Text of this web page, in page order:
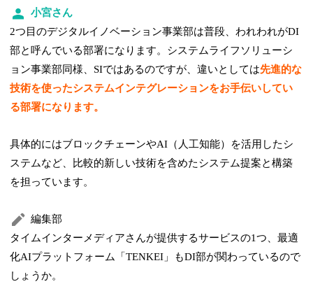
小宮さん
2つ目のデジタルイノベーション事業部は普段、われわれがDI
部と呼んでいる部署になります。システムライフソリューシ
ョン事業部同様、SIではあるのですが、違いとしては先進的な
技術を使ったシステムインテグレーションをお手伝いしてい
る部署になります。
具体的にはブロックチェーンやAI（人工知能）を活用したシ
ステムなど、比較的新しい技術を含めたシステム提案と構築
を担っています。
編集部
タイムインターメディアさんが提供するサービスの1つ、最適
化AIプラットフォーム「TENKEI」もDI部が関わっているので
しょうか。